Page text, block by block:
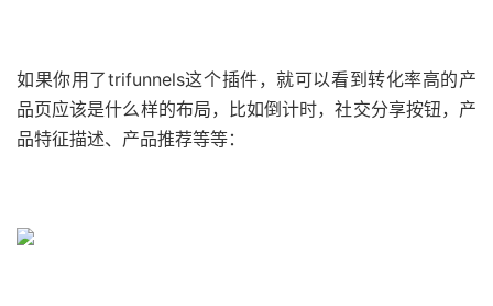
如果你用了trifunnels这个插件，就可以看到转化率高的产
品页应该是什么样的布局，比如倒计时，社交分享按钮，产
品特征描述、产品推荐等等：